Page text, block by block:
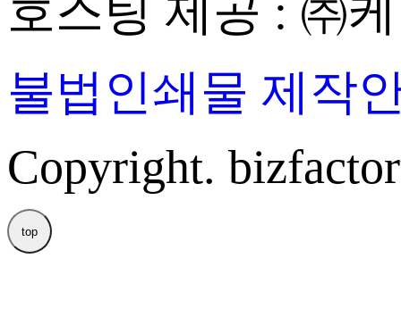
호스팅 제공 : ㈜
불법인쇄물 제작
Copyright.
top